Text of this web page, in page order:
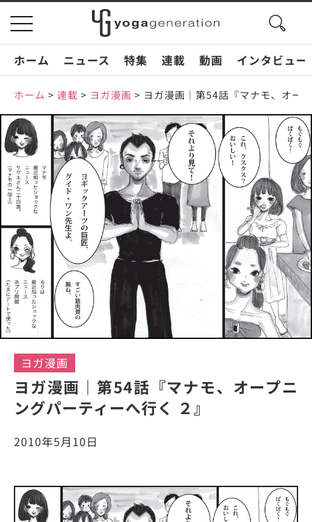
toggle
navigation
search
ホーム
ニュース 特集 連載 動画 インタビュー
ホーム > 連載 > ヨガ漫画 > ヨガ漫画｜第54話『マナモ、オー
ヨガ漫画
ヨガ漫画｜第54話『マナモ、オープニ
ングパーティーへ行く ２』
2010年5月10日